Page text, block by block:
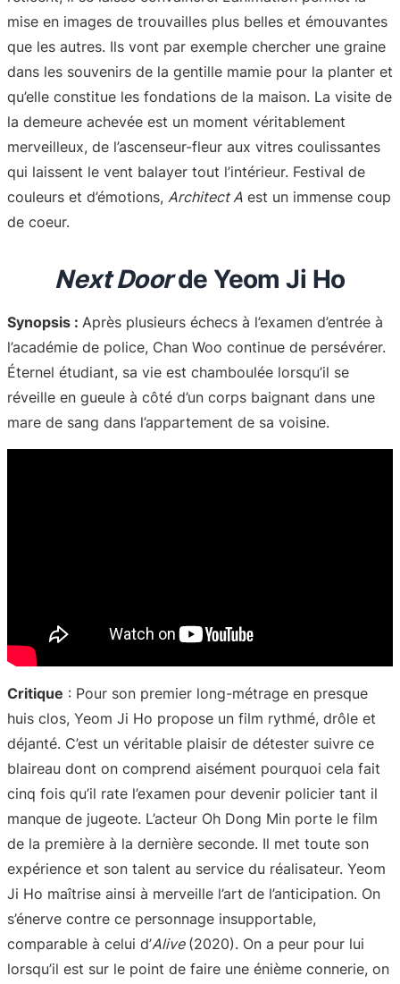
mise en images de trouvailles plus belles et émouvantes
que les autres. Ils vont par exemple chercher une graine
dans les souvenirs de la gentille mamie pour la planter et
qu’elle constitue les fondations de la maison. La visite de
la demeure achevée est un moment véritablement
merveilleux, de l’ascenseur-fleur aux vitres coulissantes
qui laissent le vent balayer tout l’intérieur. Festival de
couleurs et d’émotions, Architect A est un immense coup
de coeur.
Next Doorde Yeom Ji Ho
Synopsis : Après plusieurs échecs à l’examen d’entrée à
l’académie de police, Chan Woo continue de persévérer.
Éternel étudiant, sa vie est chamboulée lorsqu’il se
réveille en gueule à côté d’un corps baignant dans une
mare de sang dans l’appartement de sa voisine.
Critique : Pour son premier long-métrage en presque
huis clos, Yeom Ji Ho propose un film rythmé, drôle et
déjanté. C’est un véritable plaisir de détester suivre ce
blaireau dont on comprend aisément pourquoi cela fait
cinq fois qu’il rate l’examen pour devenir policier tant il
manque de jugeote. L’acteur Oh Dong Min porte le film
de la première à la dernière seconde. Il met toute son
expérience et son talent au service du réalisateur. Yeom
Ji Ho maîtrise ainsi à merveille l’art de l’anticipation. On
s’énerve contre ce personnage insupportable,
comparable à celui d’Alive (2020). On a peur pour lui
lorsqu’il est sur le point de faire une énième connerie, on